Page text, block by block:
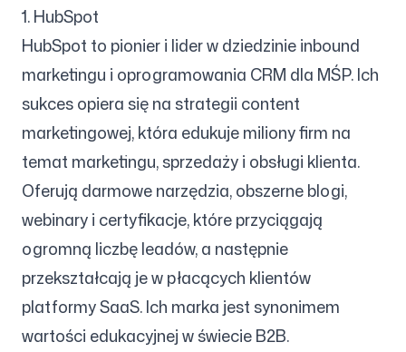
1. HubSpot
HubSpot to pionier i lider w dziedzinie inbound
marketingu i oprogramowania CRM dla MŚP. Ich
sukces opiera się na strategii content
marketingowej, która edukuje miliony firm na
temat marketingu, sprzedaży i obsługi klienta.
Oferują darmowe narzędzia, obszerne blogi,
webinary i certyfikacje, które przyciągają
ogromną liczbę leadów, a następnie
przekształcają je w płacących klientów
platformy SaaS. Ich marka jest synonimem
wartości edukacyjnej w świecie B2B.